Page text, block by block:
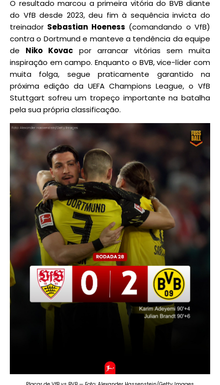
O resultado marcou a primeira vitória do BVB diante
do VfB desde 2023, deu fim à sequência invicta do
treinador Sebastian Hoeness (comandando o VfB)
contra o Dortmund e manteve a tendência da equipe
de Niko Kovac por arrancar vitórias sem muita
inspiração em campo. Enquanto o BVB, vice-líder com
muita folga, segue praticamente garantido na
próxima edição da UEFA Champions League, o VfB
Stuttgart sofreu um tropeço importante na batalha
pela sua própria classificação.